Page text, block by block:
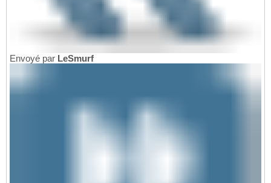
Envoyé par LeSmurf